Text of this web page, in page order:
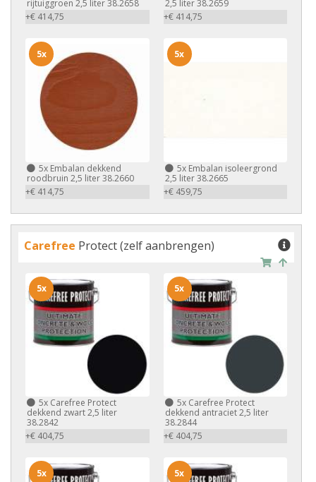
rijtuiggroen 2,5 liter 38.2658
+€ 414,75
2,5 liter 38.2659
+€ 414,75
5x Embalan dekkend
roodbruin 2,5 liter 38.2660
+€ 414,75
5x
5xEmbalan isoleergrond
2,5 liter 38.2665
+€ 459,75
5x
Carefree Protect (zelf aanbrengen)
5x Carefree Protect
dekkend zwart 2,5 liter
38.2842
+€ 404,75
5x
5xCarefree Protect
dekkend antraciet 2,5 liter
38.2844
+€ 404,75
5x
5x 5x